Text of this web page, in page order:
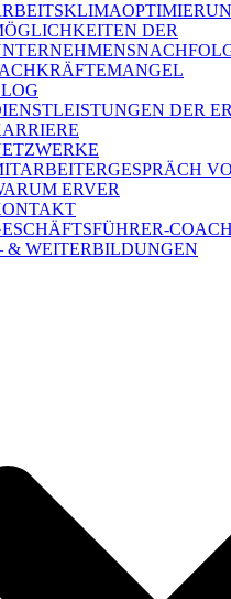
DER
DER
ERVER
& WEITERBILDUNGEN